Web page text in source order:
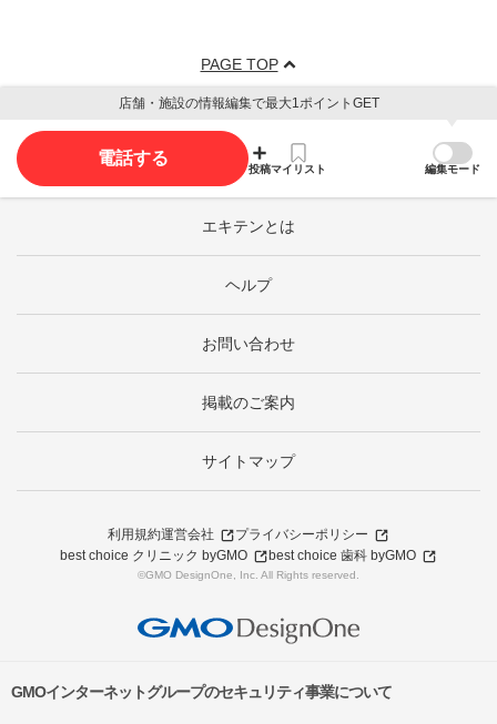
PAGE TOP
店舗・施設の情報編集で最大1ポイントGET
電話する
投稿マイリスト 編集モード
エキテンとは
ヘルプ
お問い合わせ
掲載のご案内
サイトマップ
利用規約運営会社
プライバシーポリシー
best choice クリニック byGMO
best choice 歯科 byGMO
©GMO DesignOne, Inc. All Rights reserved.
GMOインターネットグループのセキュリティ事業について